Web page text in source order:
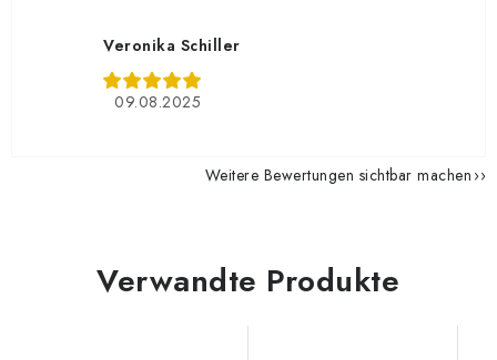
Veronika Schiller
09.08.2025
Weitere Bewertungen sichtbar machen
Verwandte Produkte